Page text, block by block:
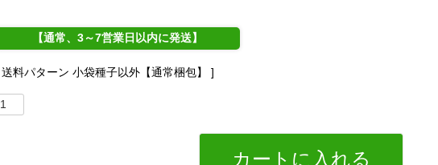
【通常、3～7営業日以内に発送】
送料パターン 小袋種子以外【通常梱包】
カートに入れる